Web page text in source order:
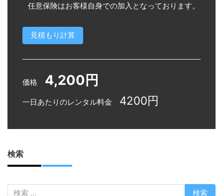
任意保険はお客様自身での加入となっております。
価格 4,200円
一日あたりのレンタル料金 4200円
検索